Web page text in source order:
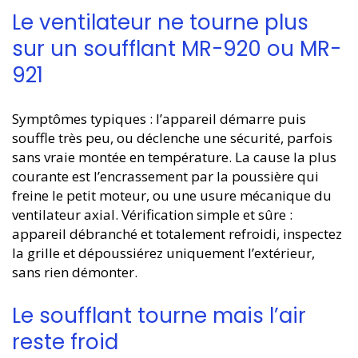
Le ventilateur ne tourne plus
sur un soufflant MR-920 ou MR-
921
Symptômes typiques : l’appareil démarre puis
souffle très peu, ou déclenche une sécurité, parfois
sans vraie montée en température. La cause la plus
courante est l’encrassement par la poussière qui
freine le petit moteur, ou une usure mécanique du
ventilateur axial. Vérification simple et sûre :
appareil débranché et totalement refroidi, inspectez
la grille et dépoussiérez uniquement l’extérieur,
sans rien démonter.
Le soufflant tourne mais l’air
reste froid